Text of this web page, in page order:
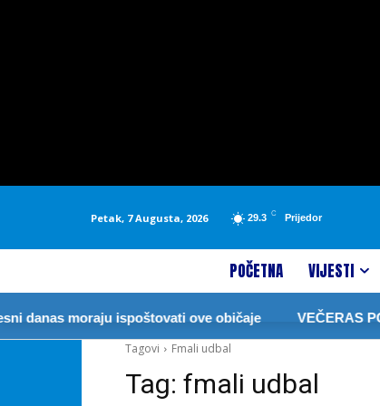
Petak, 7 Augusta, 2026 29.3 C Prijedor
POČETNA VIJESTI
moraju ispoštovati ove običaje VEČERAS
Tagovi
Fmali udbal
Tag: fmali udbal